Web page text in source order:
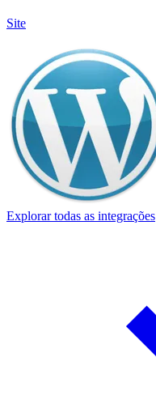
Site
Explorar todas as integrações